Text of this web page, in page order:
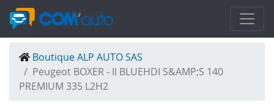
Boutique ALP AUTO SAS
Peugeot BOXER - II BLUEHDI S&AMP;S 140
PREMIUM 335 L2H2